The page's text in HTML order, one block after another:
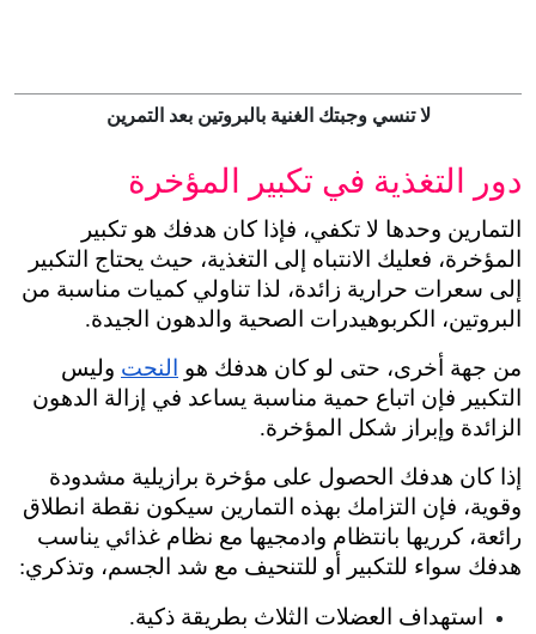
لا تنسي وجبتك الغنية بالبروتين بعد التمرين
دور التغذية في تكبير المؤخرة
البروتين، الكربوهيدرات الصحية والدهون الجيدة.
من جهة أخرى، حتى لو كان هدفك هو
النحت
الزائدة وإبراز شكل المؤخرة.
هدفك سواء للتكبير أو للتنحيف مع شد الجسم، وتذكري:
استهداف العضلات الثلاث بطريقة ذكية.